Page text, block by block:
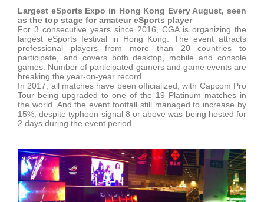
Largest eSports Expo in Hong Kong Every August, seen
as the top stage for amateur eSports player
For 3 consecutive years since 2016, CGA is organizing the
largest eSports festival in Hong Kong. The event attracts
professional players from more than 20 countries to
participate, and covers both desktop, mobile and console
games. Number of participated gamers and game events are
breaking the year-on-year record.
In 2017, all matches have been officialized, with Capcom Pro
Tour being upgraded to one of the 19 Platinum matches in
the world. And the event footfall still managed to increase by
15%, despite typhoon signal 8 or above was being hosted for
2 days during the event period.